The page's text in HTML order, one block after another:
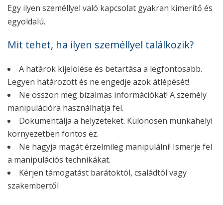
Egy ilyen személlyel való kapcsolat gyakran kimerítő és
egyoldalú.
Mit tehet, ha ilyen személlyel találkozik?
A határok kijelölése és betartása a legfontosabb.
Legyen határozott és ne engedje azok átlépését!
Ne osszon meg bizalmas információkat! A személy
manipulációra használhatja fel.
Dokumentálja a helyzeteket. Különösen munkahelyi
környezetben fontos ez.
Ne hagyja magát érzelmileg manipulálni! Ismerje fel
a manipulációs technikákat.
Kérjen támogatást barátoktól, családtól vagy
szakembertől